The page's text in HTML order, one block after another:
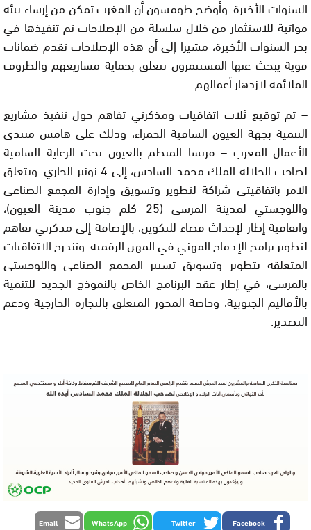
السنوات الأخيرة. وأوضح طومسون أن المغرب تمكن من إرساء بيئة
مواتية للاستثمار من خلال سلسلة من الإصلاحات تم تنفيذها في
بحر السنوات الأخيرة، مشيرا إلى أن هذه الإصلاحات تقدم ضمانات
قوية يبحث عنها المستثمرون تتعلق بحماية مشاريعهم والظروف
الملائمة لازدهار أعمالهم.
– تم توقيع ثلاث اتفاقيات ومذكرتي تفاهم حول تنفيذ مشاريع
التنمية بجهة العيون الساقية الحمراء، وذلك على هامش منتدى
الأعمال المغرب – فرنسا المنظم بالعيون تحت الرعاية السامية
لصاحب الجلالة الملك محمد السادس، إلى 4 نونبر الجاري. ويتعلق
الامر باتفاقيتي شراكة لتطوير وتسويق وإدارة المجمع الصناعي
واللوجستي لمدينة المرسى (25 كلم جنوب مدينة العيون)،
واتفاقية إطار لإحداث فضاء للتكوين، بالإضافة إلى مذكرتي تفاهم
لتطوير برامج الإدماج المهني في المهن الرقمية. وتندرج الاتفاقيات
المتعلقة بتطوير وتسويق تسيير المجمع الصناعي واللوجستي
بالمرسى، في إطار عقد البرنامج الخاص بالنموذج الجديد للتنمية
بالأقاليم الجنوبية، وخاصة المحور المتعلق بالتجارة الخارجية ودعم
التصدير.
Facebook
Twitter
WhatsApp
Email